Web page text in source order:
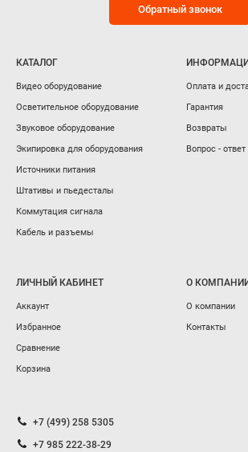
Обратный звонок
КАТАЛОГ
Видео оборудование
Осветительное оборудование
Звуковое оборудование
Экипировка для оборудования
Источники питания
Штативы и пьедесталы
Коммутация сигнала
Кабель и разъемы
Оплата и
Гарантия
Возвраты
Вопрос - ответ
ЛИЧНЫЙ КАБИНЕТ
Аккаунт
Избранное
Сравнение
Корзина
О КОМПАНИИ
О компании
Контакты
+7 (499) 258 5305
+7 985 222-38-29